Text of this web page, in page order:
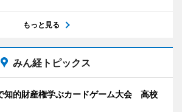
もっと見る
みん経トピックス
知的財産権学ぶカードゲーム大会 高校